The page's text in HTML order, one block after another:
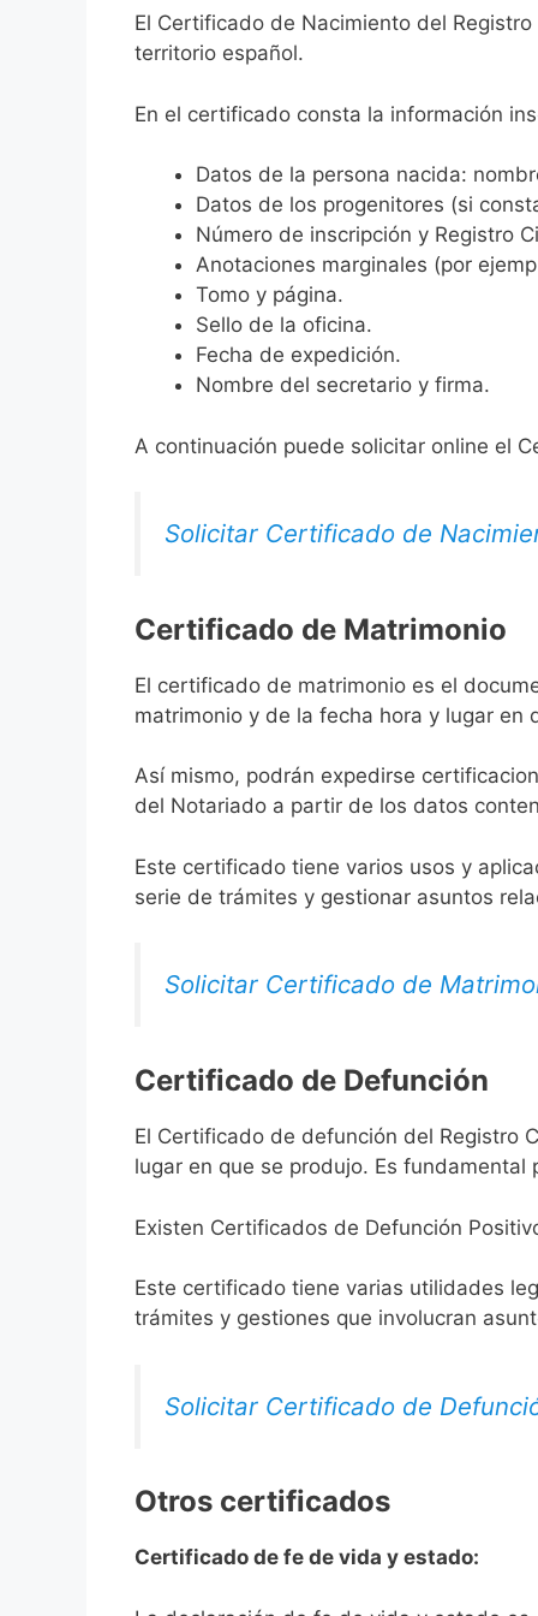
El Certificado de Nacimiento del
territorio español.
En el certificado consta la información
Datos de la persona nacida:
Datos de los progenitores (si
Número de inscripción y Registro
Anotaciones marginales (por
Tomo y página.
Sello de la oficina.
Fecha de expedición.
Nombre del secretario y firma.
A continuación puede solicitar online el
Solicitar Certificado de
Certificado de Matrimonio
El certificado de matrimonio es el
matrimonio y de la fecha hora y lugar en
Así mismo, podrán expedirse
del Notariado a partir de los datos
Este certificado tiene varios usos y
serie de trámites y gestionar asuntos
Solicitar Certificado de
Certificado de Defunción
El Certificado de defunción del Registro
lugar en que se produjo. Es
Existen Certificados de Defunción
Este certificado tiene varias utilidades
trámites y gestiones que involucran
Solicitar Certificado de
Otros certificados
Certificado de fe de vida y estado: